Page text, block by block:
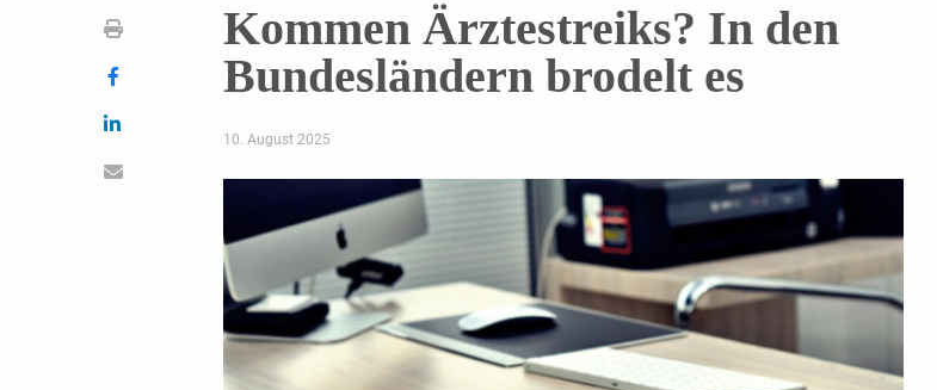
Kommen Ärztestreiks? In den
Bundesländern brodelt es
10. August 2025